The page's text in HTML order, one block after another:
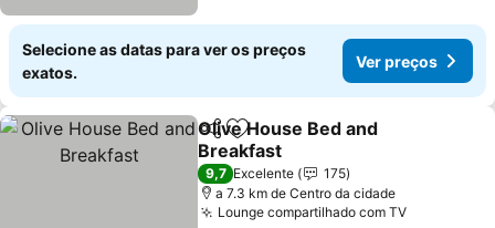
Selecione as datas para ver os preços
exatos.
Ver preços
PartilharAdicionar aos favoritos
Olive House Bed and
Breakfast
Ver preços
9,7 Excelente
175
a 7.3 km de Centro da cidade
Lounge compartilhado com TVVer